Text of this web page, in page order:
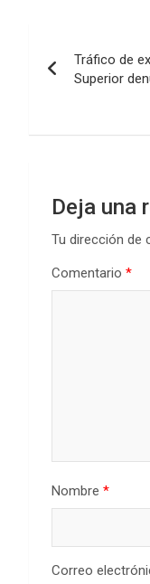
de
Tráfico de
Superior
Deja una
Tu dirección de
Comentario *
Nombre *
Correo